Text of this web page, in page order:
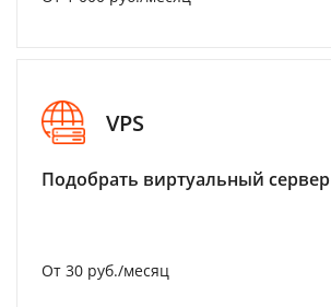
VPS
Подобрать виртуальный сервер
От 30 руб./месяц